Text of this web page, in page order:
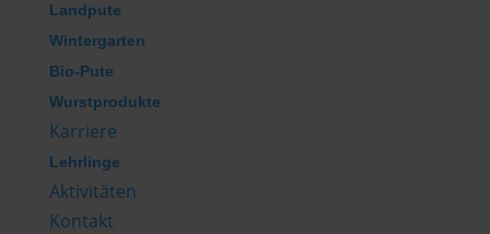
Landpute
Wintergarten
Bio-Pute
Wurstprodukte
Karriere
Lehrlinge
Aktivitäten
Kontakt